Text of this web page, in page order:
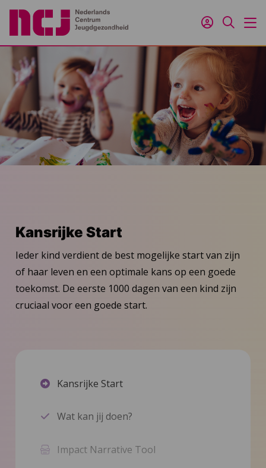
Inloggen
Zoeken
Kansrijke Start
Ieder kind verdient de best mogelijke start van zijn
of haar leven en een optimale kans op een goede
toekomst. De eerste 1000 dagen van een kind zijn
cruciaal voor een goede start.
Kansrijke Start
Wat kan jij doen?
Impact Narrative Tool